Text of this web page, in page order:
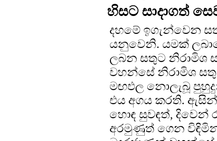
හිසට සාදාගත්
දහමේ ඉගැන්වෙන
යනුවෙනි. යමක්
ලබන සතුට නිරාමිශ
වහන්සේ නිරාමිශ
මඟඵල නොලැබූ
එය අගය කරති.
හොඳ සුවඳත්, දිවෙන්
අරමුණුත් ගෙන